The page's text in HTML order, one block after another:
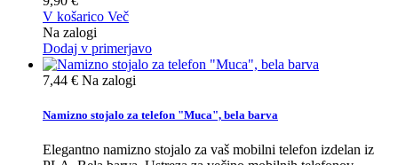
V košarico Več
Na zalogi
Dodaj v primerjavo
7,44 € Na zalogi
Namizno stojalo za telefon "Muca", bela barva
Elegantno namizno stojalo za vaš mobilni telefon izdelan iz